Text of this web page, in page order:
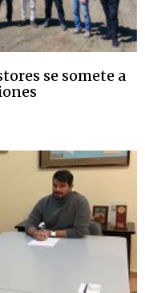
se somete a